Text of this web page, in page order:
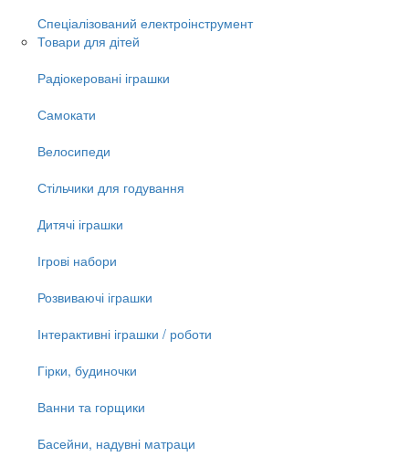
Спеціалізований електроінструмент
Товари для дітей
Радіокеровані іграшки
Самокати
Велосипеди
Стільчики для годування
Дитячі іграшки
Ігрові набори
Розвиваючі іграшки
Інтерактивні іграшки / роботи
Гірки, будиночки
Ванни та горщики
Басейни, надувні матраци